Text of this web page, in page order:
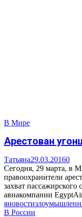
В Мире
Арестован
Татьяна29.03.20160
Сегодня, 29 марта, в
правоохранители
захват
авиакомпании
яновости
В России